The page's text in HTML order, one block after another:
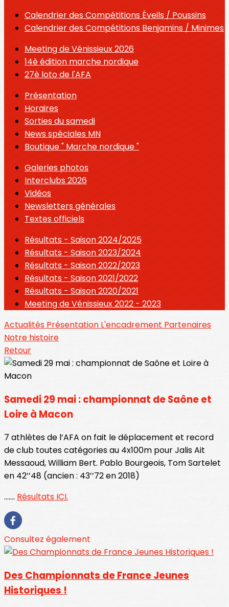
Calendrier des Compétitions Éveils / Poussins
Calendrier des Compétitions Benjamins / Minimes
Meeting de Vénissieux 2026
14è édition marche nordique
27è loto de l'AFA
Présentation
Horaires
Sorties du samedi
News spéciales MN
Boutique " Marche nordique "
Galeries photos
Interclubs 2026
Vidéos
Newsletters générales
Textes officiels
Résultats - Saison 2024/2025
Résultats - Saison 2023/2024
Résultats - Saison 2022/2023
Résultats - Saison 2021/2022
Résultats - Saison 2020/2021
Meeting de Vénissieux 2022 - 2023
Actualités Présentation L'encadrement Partenaires
Notre histoire
Retour
Samedi 29 mai : championnat de Saône et
Loire à Macon
7 athlètes de l’AFA on fait le déplacement et record
de club toutes catégories au 4x100m pour Jalis Ait
Messaoud, William Bert. Pablo Bourgeois, Tom Sartelet
en 42’’48 (ancien : 43’’72 en 2018)
....... Résultats ICI.
Consultez également
Des Championnats de France Jeunes
Historiques !